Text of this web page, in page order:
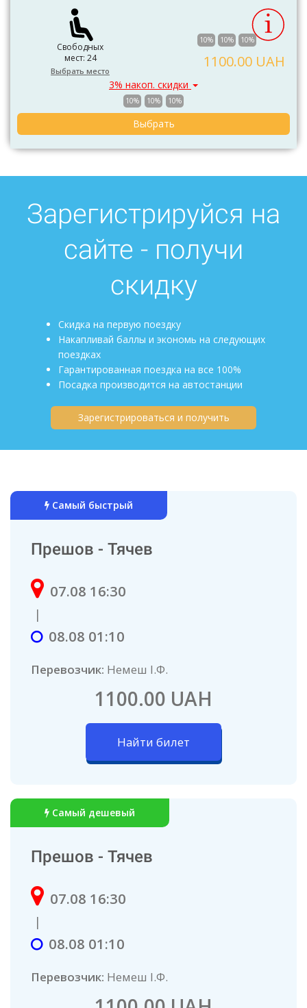
Свободных
мест: 24
Выбрать место
10% 10% 10%
1100.00 UAH
3% накоп. скидки
10% 10% 10%
Выбрать
Зарегистрируйся на
сайте - получи
скидку
Скидка на первую поездку
Накапливай баллы и экономь на следующих
поездках
Гарантированная поездка на все 100%
Посадка производится на автостанции
Зарегистрироваться и получить
Самый быстрый
Прешов - Тячев
07.08 16:30
|
08.08 01:10
Перевозчик: Немеш І.Ф.
Найти билет
1100.00 UAH
Самый дешевый
Прешов - Тячев
07.08 16:30
|
08.08 01:10
Перевозчик: Немеш І.Ф.